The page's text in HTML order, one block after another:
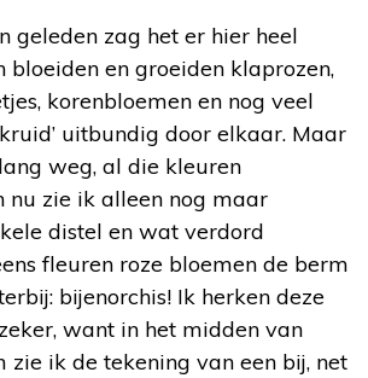
geleden zag het er hier heel
bloeiden en groeiden klaprozen,
korenbloemen en nog veel
uitbundig door elkaar. Maar
weg, al die kleuren
nu zie ik alleen nog maar
distel en wat verdord
fleuren roze bloemen de berm
bijenorchis! Ik herken deze
want in het midden van
zie ik de tekening van een bij, net